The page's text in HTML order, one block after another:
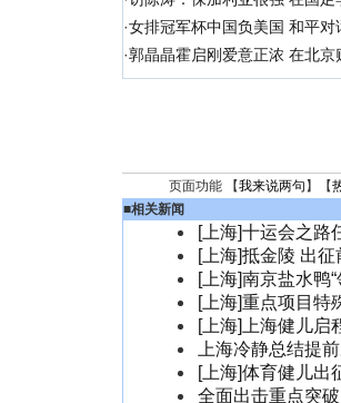
·女排冠军杯中国负美国 和平对
·郭晶晶霍启刚爱意正浓 在北京
页面功能 【我来说两句 】【
■相关新闻
[上海]十运会之路
[上海]抵金陵 出
[上海]南京盐水鸭“
[上海]重点项目特
[上海]上海健儿启
上海冷静总结提
[上海]体育健儿出
全面出击重点突